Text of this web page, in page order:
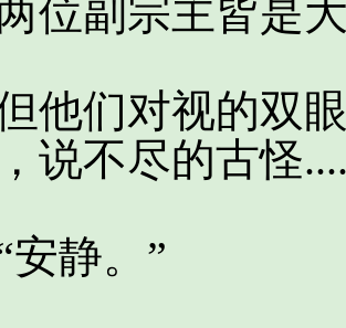
副宗主皆是大
们对视的双眼
说不尽的古怪
静。”